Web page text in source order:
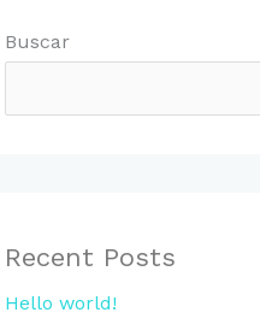
Buscar
Recent Posts
Hello world!